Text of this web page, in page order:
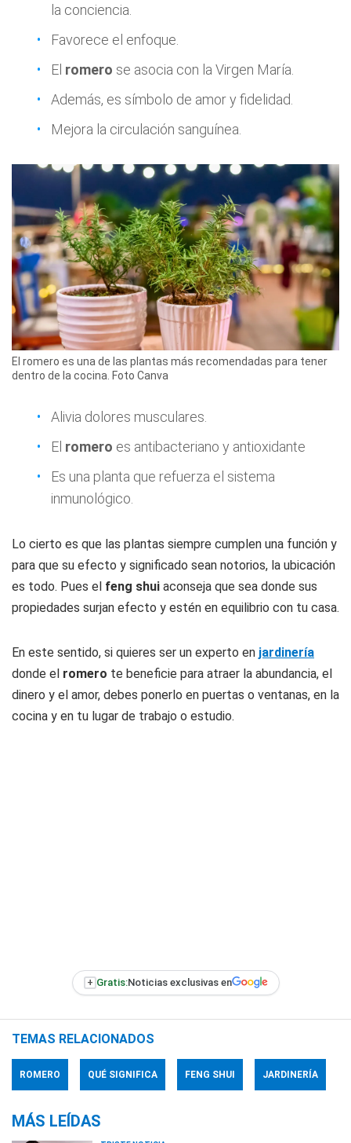
la conciencia.
Favorece el enfoque.
El romero se asocia con la Virgen María.
Además, es símbolo de amor y fidelidad.
Mejora la circulación sanguínea.
El romero es una de las plantas más recomendadas para tener
dentro de la cocina. Foto Canva
Alivia dolores musculares.
El romero es antibacteriano y antioxidante
Es una planta que refuerza el sistema
inmunológico.
Lo cierto es que las plantas siempre cumplen una función y
para que su efecto y significado sean notorios, la ubicación
es todo. Pues el feng shui aconseja que sea donde sus
propiedades surjan efecto y estén en equilibrio con tu casa.
En este sentido, si quieres ser un experto en jardinería
donde el romero te beneficie para atraer la abundancia, el
dinero y el amor, debes ponerlo en puertas o ventanas, en la
cocina y en tu lugar de trabajo o estudio.
+ Gratis:Noticias exclusivas en
TEMAS RELACIONADOS
ROMERO QUÉ SIGNIFICA FENG SHUI JARDINERÍA
MÁS LEÍDAS